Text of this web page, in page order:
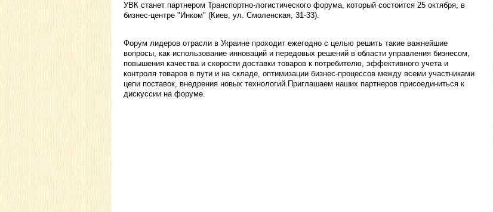
УВК станет партнером Транспортно-логистического форума, который состоится 25 октября, в
бизнес-центре "Инком" (Киев, ул. Смоленская, 31-33).
Форум лидеров отрасли в Украине проходит ежегодно с целью решить такие важнейшие
вопросы, как использование инноваций и передовых решений в области управления бизнесом,
повышения качества и скорости доставки товаров к потребителю, эффективного учета и
контроля товаров в пути и на складе, оптимизации бизнес-процессов между всеми участниками
цепи поставок, внедрения новых технологий.Приглашаем наших партнеров присоединиться к
дискуссии на форуме.